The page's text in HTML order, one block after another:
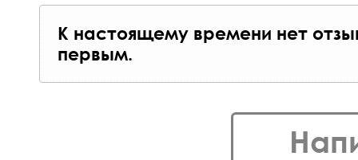
К настоящему времени нет
первым.